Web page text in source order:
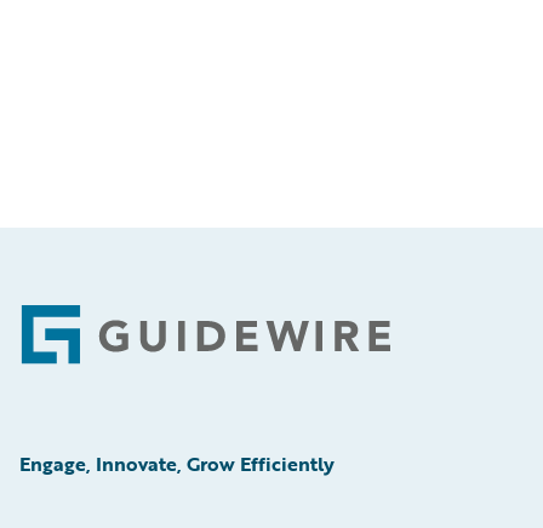
Footer
Engage, Innovate, Grow Efficiently